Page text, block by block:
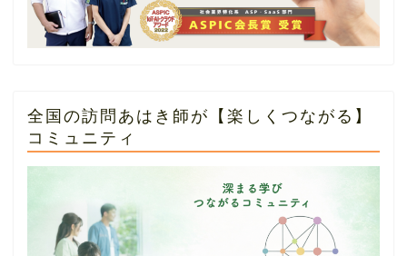
全国の訪問あはき師が【楽しくつながる】
コミュニティ